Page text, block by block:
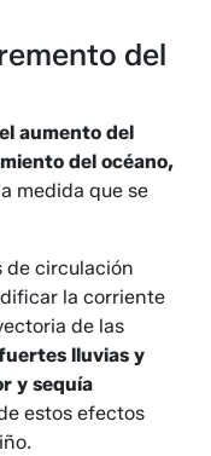
del
el aumento del
del océano,
medida que se
de circulación
la corriente
de las
lluvias y
y sequía
estos efectos